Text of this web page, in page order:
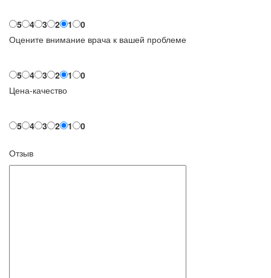
5 4 3 2 1
0
Оцените внимание врача к вашей проблеме
5 4 3 2 1
0
Цена-качество
5 4 3 2 1 0
Отзыв